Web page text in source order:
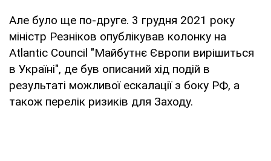
Але було ще по-друге. 3 грудня 2021 року
міністр Резніков опублікував колонку на
Atlantic Council "Майбутнє Європи вирішиться
в Україні", де був описаний хід подій в
результаті можливої ескалації з боку РФ, а
також перелік ризиків для Заходу.